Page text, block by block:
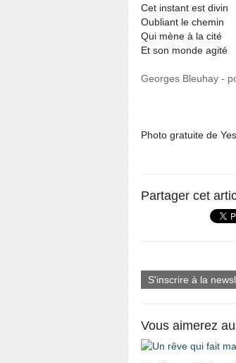
Cet instant est divin
Oubliant le chemin
Qui mène à la cité
Et son monde agité
Georges Bleuhay -
Photo gratuite de
Partager cet
S'inscrire à la
Vous aimerez